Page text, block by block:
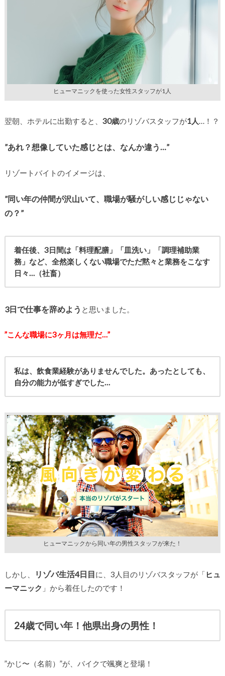
ヒューマニックを使った女性スタッフが1人
翌朝、ホテルに出勤すると、 30歳のリゾバスタッフが1人…！？
”あれ？想像していた感じとは、なんか違う…”
リゾートバイトのイメージは、
”同い年の仲間が沢山いて、 職場が騒がしい感じじゃない
の？”
着任後、3日間は「料理配膳」「皿洗い」「調理補助業
務」など、全然楽しくない職場でただ黙々と業務をこなす
日々…（社畜）
3日で仕事を辞めよう と思いました。
”こんな職場に3ヶ月は無理だ…”
私は、飲食業経験がありませんでした。 あったとしても、
自分の能力が低すぎでした…
ヒューマニックから同い年の男性スタッフが来た！
しかし、 リゾバ生活4日目に、3人目のリゾバスタッフが「 ヒュ
ーマニック 」から着任したのです！
24歳で同い年！他県出身の男性！
”かじ〜（名前）”が、バイクで颯爽と登場！